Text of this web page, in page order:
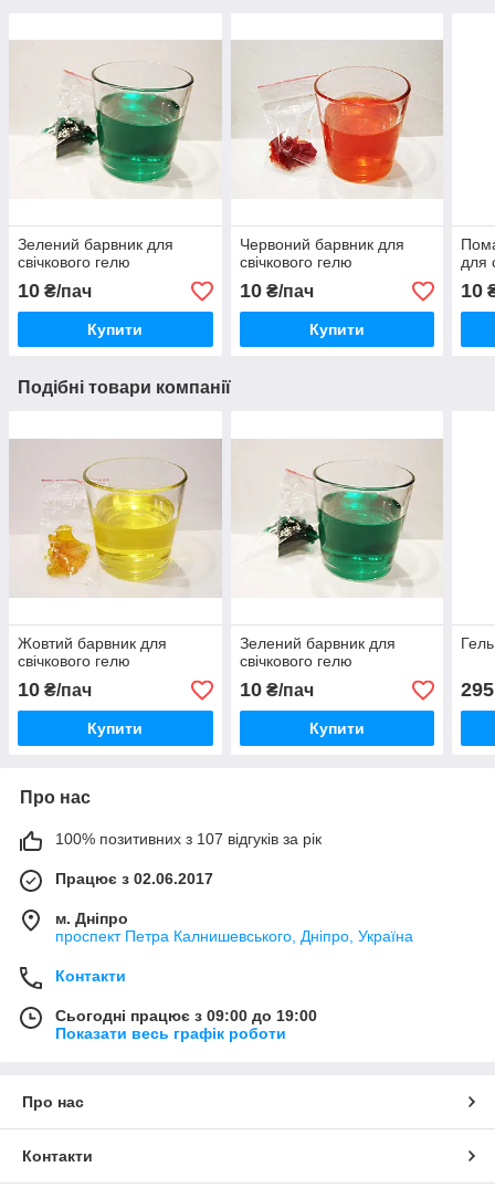
Зелений барвник для
свічкового гелю
10 ₴/пач
Купити
Червоний барвник для
свічкового гелю
10₴/пач
Купити
для
10
Подібні товари компанії
Жовтий барвник для
свічкового гелю
10 ₴/пач
Купити
Зелений барвник для
свічкового гелю
10₴/пач
Купити
295
Про нас
100% позитивних з 107 відгуків за рік
Працює з 02.06.2017
м. Дніпро
проспект Петра Калнишевського, Дніпро, Україна
Контакти
Сьогодні працює з 09:00 до 19:00
Показати весь графік роботи
Про нас
Контакти